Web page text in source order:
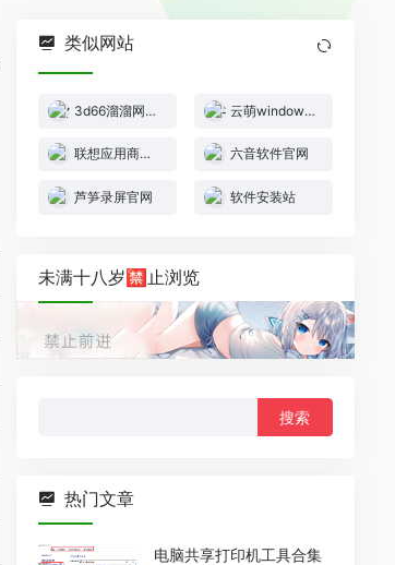
类似网站
3d66溜溜网官网 云萌windows10激活工具
联想应用商店官网 六音软件官网
芦笋录屏官网 软件安装站
未满十八岁🈲止浏览
热门文章
电脑共享打印机工具合集